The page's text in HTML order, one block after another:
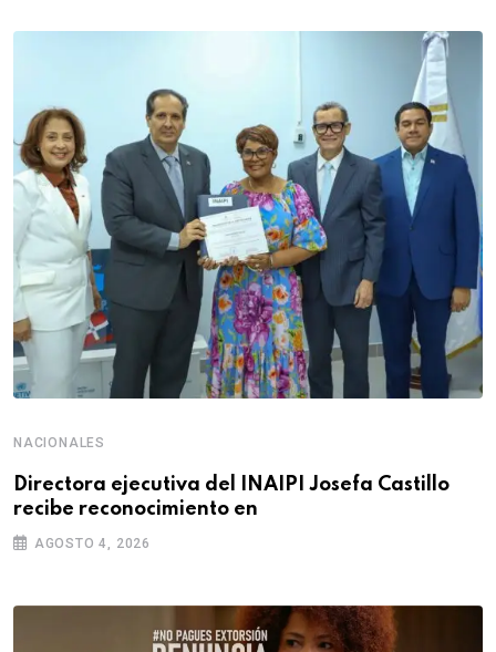
NACIONALES
Directora ejecutiva del INAIPI Josefa Castillo
recibe reconocimiento en
AGOSTO 4, 2026